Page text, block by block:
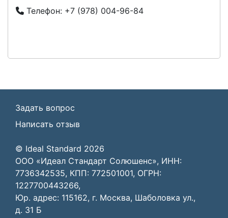
Телефон: +7 (978) 004-96-84
Задать вопрос
Написать отзыв
© Ideal Standard 2026
ООО «Идеал Стандарт Солюшенс», ИНН:
7736342535, КПП: 772501001, ОГРН:
1227700443266,
Юр. адрес: 115162, г. Москва, Шаболовка ул.,
д. 31 Б